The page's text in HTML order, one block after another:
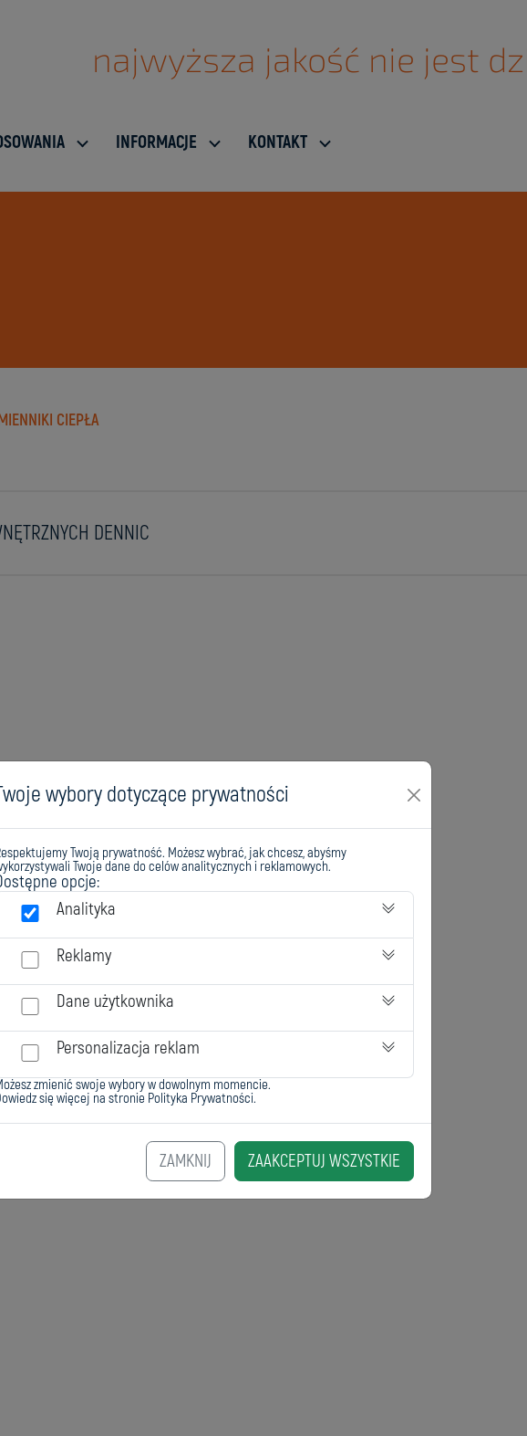
najwyższa jakość nie jest
INFORMACJE KONTAKT
CIEPŁA
DENNIC
wybory dotyczące prywatności
Twoją prywatność. Możesz wybrać, jak chcesz, abyśmy
Twoje dane do celów analitycznych i reklamowych.
opcje:
Analityka
Reklamy
Dane użytkownika
Personalizacja reklam
zmienić swoje wybory w dowolnym momencie.
się więcej na stronie Polityka Prywatności.
ZAMKNIJ ZAAKCEPTUJ WSZYSTKIE